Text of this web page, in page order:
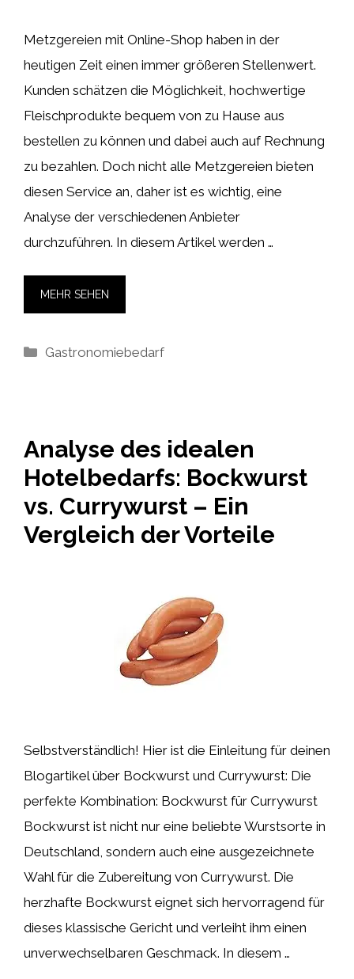
Metzgereien mit Online-Shop haben in der
heutigen Zeit einen immer größeren Stellenwert.
Kunden schätzen die Möglichkeit, hochwertige
Fleischprodukte bequem von zu Hause aus
bestellen zu können und dabei auch auf Rechnung
zu bezahlen. Doch nicht alle Metzgereien bieten
diesen Service an, daher ist es wichtig, eine
Analyse der verschiedenen Anbieter
durchzuführen. In diesem Artikel werden …
MEHR SEHEN
Kategorien
Gastronomiebedarf
Analyse des idealen
Hotelbedarfs: Bockwurst
vs. Currywurst – Ein
Vergleich der Vorteile
Selbstverständlich! Hier ist die Einleitung für deinen
Blogartikel über Bockwurst und Currywurst: Die
perfekte Kombination: Bockwurst für Currywurst
Bockwurst ist nicht nur eine beliebte Wurstsorte in
Deutschland, sondern auch eine ausgezeichnete
Wahl für die Zubereitung von Currywurst. Die
herzhafte Bockwurst eignet sich hervorragend für
dieses klassische Gericht und verleiht ihm einen
unverwechselbaren Geschmack. In diesem …